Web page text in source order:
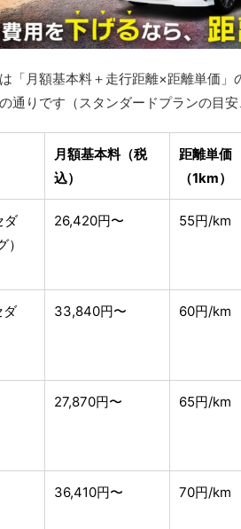
「月額基本料＋走行距離×距離単価
通りです（スタンダードプランの目安
月額基本料（税
込）
距離単価
（1km）
ダ
26,420円〜 55円/km
ダ
33,840円〜 60円/km
27,870円〜 65円/km
36,410円〜 70円/km